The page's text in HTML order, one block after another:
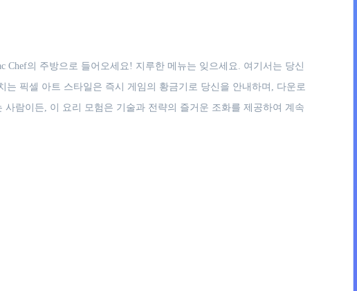
의 주방으로 들어오세요! 지루한 메뉴는 잊으세요. 여기서는 당신
픽셀 아트 스타일은 즉시 게임의 황금기로 당신을 안내하며, 다운로
람이든, 이 요리 모험은 기술과 전략의 즐거운 조화를 제공하여 계속